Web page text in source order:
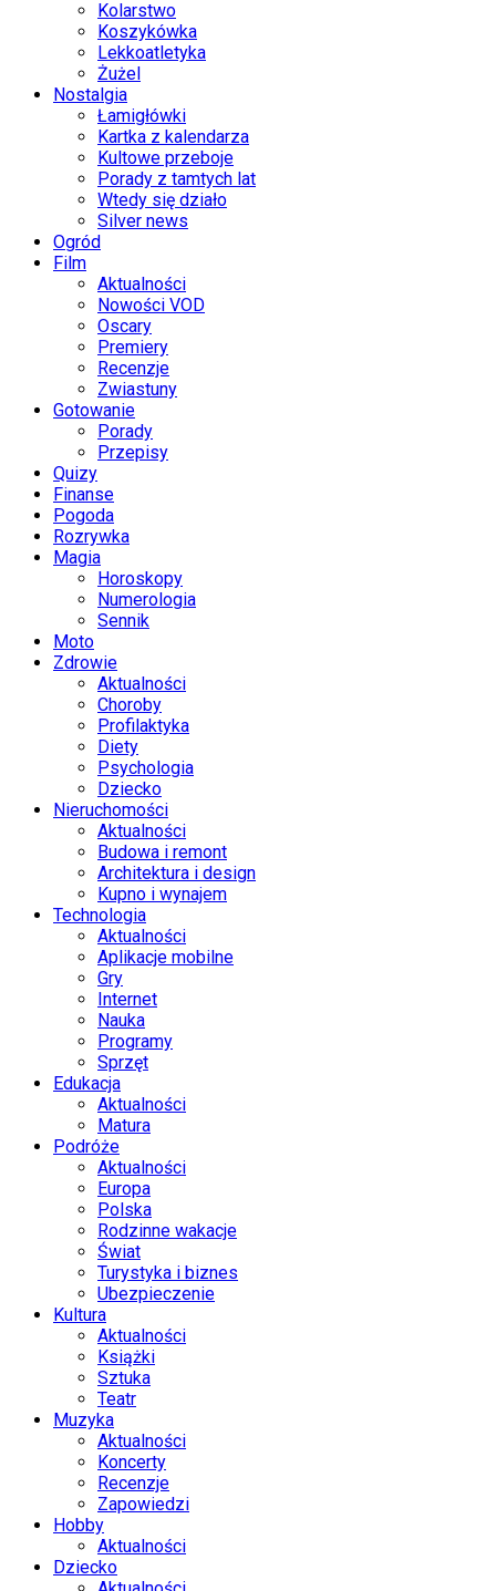
Kolarstwo
Koszykówka
Lekkoatletyka
Żużel
Nostalgia
Łamigłówki
Kartka z kalendarza
Kultowe przeboje
Porady z tamtych lat
Wtedy się działo
Silver news
Ogród
Film
Aktualności
Nowości VOD
Oscary
Premiery
Recenzje
Zwiastuny
Gotowanie
Porady
Przepisy
Quizy
Finanse
Pogoda
Rozrywka
Magia
Horoskopy
Numerologia
Sennik
Moto
Zdrowie
Aktualności
Choroby
Profilaktyka
Diety
Psychologia
Dziecko
Nieruchomości
Aktualności
Budowa i remont
Architektura i design
Kupno i wynajem
Technologia
Aktualności
Aplikacje mobilne
Gry
Internet
Nauka
Programy
Sprzęt
Edukacja
Aktualności
Matura
Podróże
Aktualności
Europa
Polska
Rodzinne wakacje
Świat
Turystyka i biznes
Ubezpieczenie
Kultura
Aktualności
Książki
Sztuka
Teatr
Muzyka
Aktualności
Koncerty
Recenzje
Zapowiedzi
Hobby
Aktualności
Dziecko